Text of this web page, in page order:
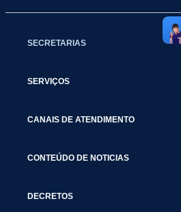
SECRETARIAS
SERVIÇOS
CANAIS DE ATENDIMENTO
CONTEÚDO DE NOTICIAS
DECRETOS